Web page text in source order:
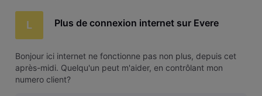
L Plus de connexion internet sur Evere
Bonjour ici internet ne fonctionne pas non plus, depuis cet
après-midi. Quelqu'un peut m'aider, en contrôlant mon
numero client?